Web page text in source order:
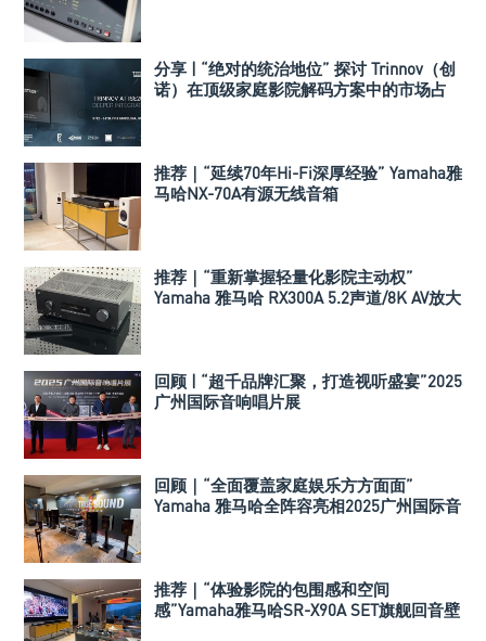
分享 | “绝对的统治地位” 探讨 Trinnov（创
诺）在顶级家庭影院解码方案中的市场占
推荐｜“延续70年Hi-Fi深厚经验” Yamaha雅
马哈NX-70A有源无线音箱
推荐｜“重新掌握轻量化影院主动权”
Yamaha 雅马哈 RX300A 5.2声道/8K AV放大
回顾 | “超千品牌汇聚，打造视听盛宴”2025
广州国际音响唱片展
回顾｜“全面覆盖家庭娱乐方方面面”
Yamaha 雅马哈全阵容亮相2025广州国际音
推荐｜“体验影院的包围感和空间
感”Yamaha雅马哈SR-X90A SET旗舰回音壁